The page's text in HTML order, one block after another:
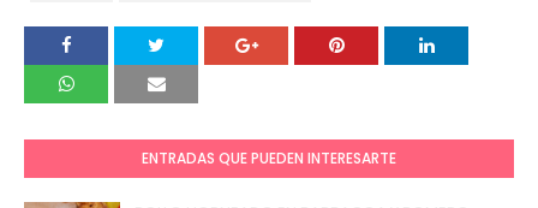
ENTRADAS QUE PUEDEN INTERESARTE